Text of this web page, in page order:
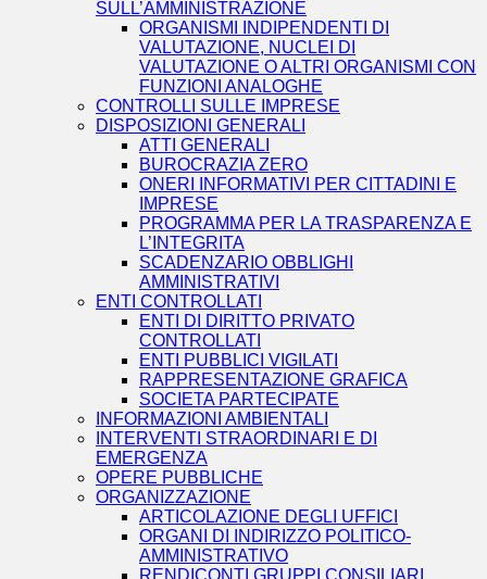
SULL’AMMINISTRAZIONE
ORGANISMI INDIPENDENTI DI
VALUTAZIONE, NUCLEI DI
VALUTAZIONE O ALTRI ORGANISMI CON
FUNZIONI ANALOGHE
CONTROLLI SULLE IMPRESE
DISPOSIZIONI GENERALI
ATTI GENERALI
BUROCRAZIA ZERO
ONERI INFORMATIVI PER CITTADINI E
IMPRESE
PROGRAMMA PER LA TRASPARENZA E
L’INTEGRITA
SCADENZARIO OBBLIGHI
AMMINISTRATIVI
ENTI CONTROLLATI
ENTI DI DIRITTO PRIVATO
CONTROLLATI
ENTI PUBBLICI VIGILATI
RAPPRESENTAZIONE GRAFICA
SOCIETA PARTECIPATE
INFORMAZIONI AMBIENTALI
INTERVENTI STRAORDINARI E DI
EMERGENZA
OPERE PUBBLICHE
ORGANIZZAZIONE
ARTICOLAZIONE DEGLI UFFICI
ORGANI DI INDIRIZZO POLITICO-
AMMINISTRATIVO
RENDICONTI GRUPPI CONSILIARI